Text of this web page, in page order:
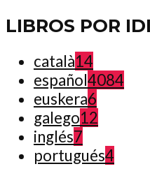
LIBROS POR
català14
español4084
euskera6
galego12
inglés7
portugués4